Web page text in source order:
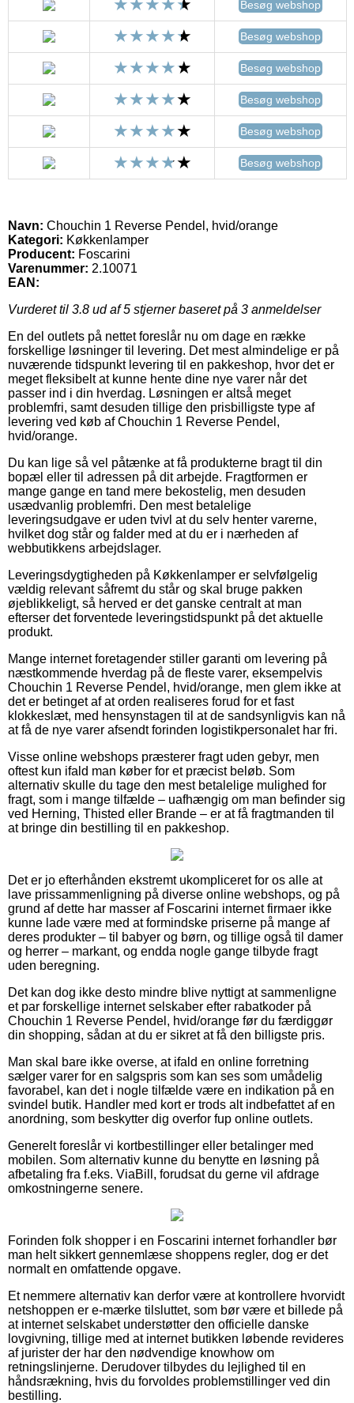
Besøg webshop
Besøg webshop
Besøg webshop
Besøg webshop
Besøg webshop
Besøg webshop
Navn: Chouchin 1 Reverse Pendel, hvid/orange
Kategori: Køkkenlamper
Producent: Foscarini
Varenummer: 2.10071
EAN:
Vurderet til 3.8 ud af 5 stjerner baseret på 3 anmeldelser
En del outlets på nettet foreslår nu om dage en række
forskellige løsninger til levering. Det mest almindelige er på
nuværende tidspunkt levering til en pakkeshop, hvor det er
meget fleksibelt at kunne hente dine nye varer når det
passer ind i din hverdag. Løsningen er altså meget
problemfri, samt desuden tillige den prisbilligste type af
levering ved køb af Chouchin 1 Reverse Pendel,
hvid/orange.
Du kan lige så vel påtænke at få produkterne bragt til din
bopæl eller til adressen på dit arbejde. Fragtformen er
mange gange en tand mere bekostelig, men desuden
usædvanlig problemfri. Den mest betalelige
leveringsudgave er uden tvivl at du selv henter varerne,
hvilket dog står og falder med at du er i nærheden af
webbutikkens arbejdslager.
Leveringsdygtigheden på Køkkenlamper er selvfølgelig
vældig relevant såfremt du står og skal bruge pakken
øjeblikkeligt, så herved er det ganske centralt at man
efterser det forventede leveringstidspunkt på det aktuelle
produkt.
Mange internet foretagender stiller garanti om levering på
næstkommende hverdag på de fleste varer, eksempelvis
Chouchin 1 Reverse Pendel, hvid/orange, men glem ikke at
det er betinget af at orden realiseres forud for et fast
klokkeslæt, med hensynstagen til at de sandsynligvis kan nå
at få de nye varer afsendt forinden logistikpersonalet har fri.
Visse online webshops præsterer fragt uden gebyr, men
oftest kun ifald man køber for et præcist beløb. Som
alternativ skulle du tage den mest betalelige mulighed for
fragt, som i mange tilfælde – uafhængig om man befinder sig
ved Herning, Thisted eller Brande – er at få fragtmanden til
at bringe din bestilling til en pakkeshop.
Det er jo efterhånden ekstremt ukompliceret for os alle at
lave prissammenligning på diverse online webshops, og på
grund af dette har masser af Foscarini internet firmaer ikke
kunne lade være med at formindske priserne på mange af
deres produkter – til babyer og børn, og tillige også til damer
og herrer – markant, og endda nogle gange tilbyde fragt
uden beregning.
Det kan dog ikke desto mindre blive nyttigt at sammenligne
et par forskellige internet selskaber efter rabatkoder på
Chouchin 1 Reverse Pendel, hvid/orange før du færdiggør
din shopping, sådan at du er sikret at få den billigste pris.
Man skal bare ikke overse, at ifald en online forretning
sælger varer for en salgspris som kan ses som umådelig
favorabel, kan det i nogle tilfælde være en indikation på en
svindel butik. Handler med kort er trods alt indbefattet af en
anordning, som beskytter dig overfor fup online outlets.
Generelt foreslår vi kortbestillinger eller betalinger med
mobilen. Som alternativ kunne du benytte en løsning på
afbetaling fra f.eks. ViaBill, forudsat du gerne vil afdrage
omkostningerne senere.
Forinden folk shopper i en Foscarini internet forhandler bør
man helt sikkert gennemlæse shoppens regler, dog er det
normalt en omfattende opgave.
Et nemmere alternativ kan derfor være at kontrollere hvorvidt
netshoppen er e-mærke tilsluttet, som bør være et billede på
at internet selskabet understøtter den officielle danske
lovgivning, tillige med at internet butikken løbende revideres
af jurister der har den nødvendige knowhow om
retningslinjerne. Derudover tilbydes du lejlighed til en
håndsrækning, hvis du forvoldes problemstillinger ved din
bestilling.